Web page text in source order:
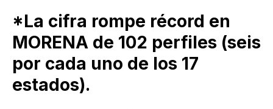
*La cifra rompe récord en
MORENA de 102 perfiles (seis
por cada uno de los 17
estados).